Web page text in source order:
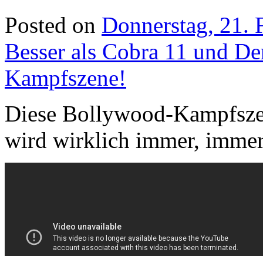
Posted on Donnerstag, 21.
Besser als Cobra 11 und
Kampfszene!
Diese Bollywood-
wird wirklich immer,